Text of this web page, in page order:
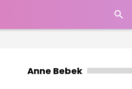

Anne Bebek